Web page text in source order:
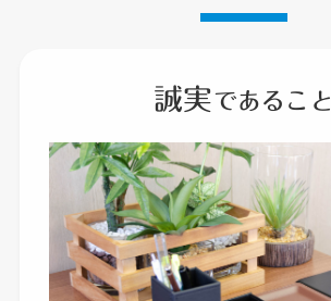
誠実であること